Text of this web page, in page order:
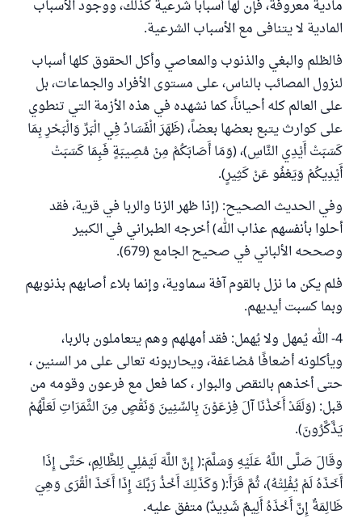
مادية معروفة، فإن لها أسباباً شرعية كذلك، ووجود الأسباب
المادية لا يتنافى مع الأسباب الشرعية.
فالظلم والبغي والذنوب والمعاصي وأكل الحقوق كلها أسباب
لنزول المصائب بالناس، على مستوى الأفراد والجماعات، بل
على العالم كله أحياناً، كما نشهده في هذه الأزمة التي تنطوي
على كوارث يتبع بعضها بعضاً، (ظَهَرَ الْفَسَادُ فِي الْبَرِّ وَالْبَحْرِ بِمَا
كَسَبَتْ أَيْدِي النَّاسِ)، (وَمَا أَصَابَكُمْ مِنْ مُصِيبَةٍ فَبِمَا كَسَبَتْ
أَيْدِيكُمْ وَيَعْفُو عَنْ كَثِيرٍ).
وفي الحديث الصحيح: (إذا ظهر الزنا والربا في قرية، فقد
أحلوا بأنفسهم عذاب الله) أخرجه الطبراني في الكبير
وصححه الألباني في صحيح الجامع (679).
فلم يكن ما نزل بالقوم آفة سماوية، وإنما بلاء أصابهم بذنوبهم
وبما كسبت أيديهم.
4- الله يُمهل ولا يُهمل: فقد أمهلهم وهم يتعاملون بالربا،
ويأكلونه أضعافًا مُضاعَفة، ويحاربونه تعالى على مر السنين ،
حتى أخذهم بالنقص والبوار ، كما فعل مع فرعون وقومه من
قبل: (وَلَقَدْ أَخَذْنَا آلَ فِرْعَوْنَ بِالسِّنِينَ وَنَقْصٍ مِنَ الثَّمَرَاتِ لَعَلَّهُمْ
يَذَّكَّرُونَ).
وقَالَ صَلَّى اللَّهُ عَلَيْهِ وَسَلَّمَ:( إِنَّ اللَّهَ لَيُمْلِي لِلظَّالِمِ، حَتَّى إِذَا
أَخَذَهُ لَمْ يُفْلِتْهُ)، ثُمَّ قَرَأَ:( وَكَذَلِكَ أَخْذُ رَبِّكَ إِذَا أَخَذَ الْقُرَى وَهِيَ
ظَالِمَةٌ إِنَّ أَخْذَهُ أَلِيمٌ شَدِيدٌ) متفق عليه.